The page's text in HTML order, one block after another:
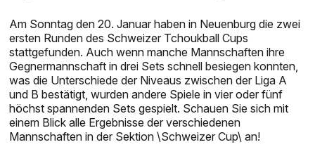
Am Sonntag den 20. Januar haben in Neuenburg die zwei
ersten Runden des Schweizer Tchoukball Cups
stattgefunden. Auch wenn manche Mannschaften ihre
Gegnermannschaft in drei Sets schnell besiegen konnten,
was die Unterschiede der Niveaus zwischen der Liga A
und B bestätigt, wurden andere Spiele in vier oder fünf
höchst spannenden Sets gespielt. Schauen Sie sich mit
einem Blick alle Ergebnisse der verschiedenen
Mannschaften in der Sektion \Schweizer Cup\ an!